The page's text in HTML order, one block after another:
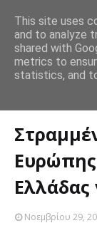
Μήπως
βρίσκεται
SLIDER
Ελλάδας
Νοεμβρίου 29,
This site uses
and to analyze
shared with
metrics to
statistics, and